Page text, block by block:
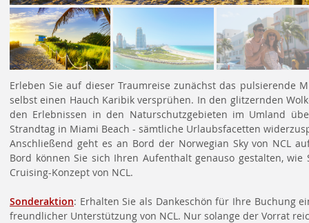
Erleben Sie auf dieser Traumreise zunächst das pulsierende
selbst einen Hauch Karibik versprühen. In den glitzernden
den Erlebnissen in den Naturschutzgebieten im Umland
Strandtag in Miami Beach - sämtliche Urlaubsfacetten
Anschließend geht es an Bord der Norwegian Sky von NCL
Bord können Sie sich Ihren Aufenthalt genauso gestalten,
Cruising-Konzept von NCL.
Sonderaktion: Erhalten Sie als Dankeschön für Ihre Buchung
freundlicher Unterstützung von NCL. Nur solange der Vorrat